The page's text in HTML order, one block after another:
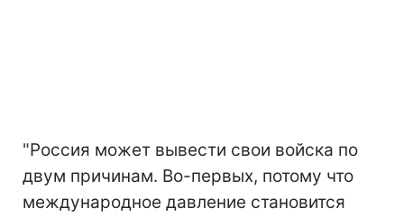
"Россия может вывести свои войска по
двум причинам. Во-первых, потому что
международное давление становится